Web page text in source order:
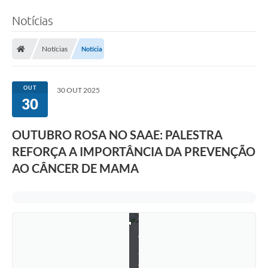
Notícias
Notícias Notícia
OUT
30
30 OUT 2025
OUTUBRO ROSA NO SAAE: PALESTRA
REFORÇA A IMPORTÂNCIA DA PREVENÇÃO
AO CÂNCER DE MAMA
p
a
r
a
a
e
t
e